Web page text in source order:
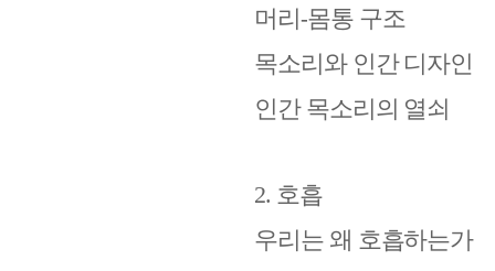
머리 -몸통 구조
목소리와 인간 디자인
인간 목소리의 열쇠
2. 호흡
우리는 왜 호흡하는가